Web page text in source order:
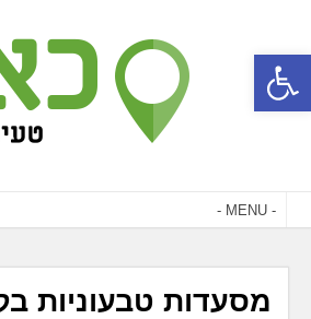
פתח סרגל נגישות
מסעדות טבעוניות